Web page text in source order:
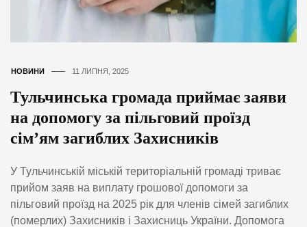
НОВИНИ 11 ЛИПНЯ, 2025
Тульчинська громада приймає заяви
на допомогу за пільговий проїзд
сім’ям загиблих Захисників
У Тульчинській міській територіальній громаді триває
прийом заяв на виплату грошової допомоги за
пільговий проїзд на 2025 рік для членів сімей загиблих
(померлих) Захисників і Захисниць України. Допомога